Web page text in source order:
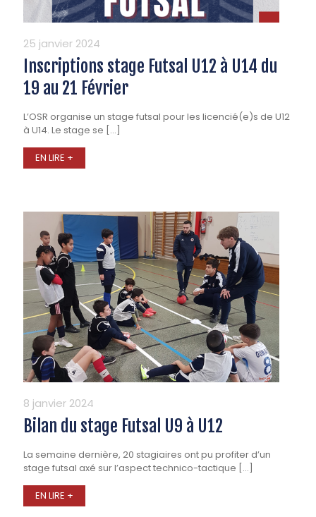
25 janvier 2024
Inscriptions stage Futsal U12 à U14 du
19 au 21 Février
L’OSR organise un stage futsal pour les licencié(e)s de U12
à U14. Le stage se […]
EN LIRE +
8 janvier 2024
Bilan du stage Futsal U9 à U12
La semaine dernière, 20 stagiaires ont pu profiter d’un
stage futsal axé sur l’aspect technico-tactique […]
EN LIRE +